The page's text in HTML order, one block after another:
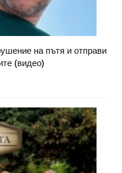
на пътя и отправи
(видео)